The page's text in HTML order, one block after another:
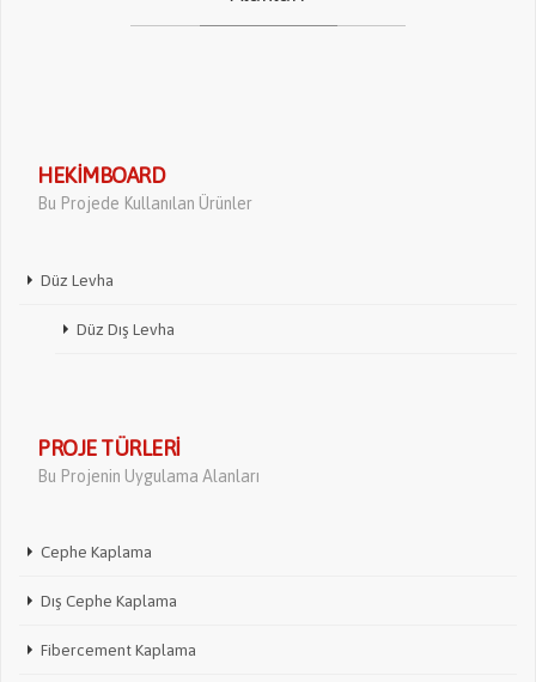
HEKIMBOARD
Bu Projede Kullanılan Ürünler
Düz Levha
Düz Dış Levha
PROJE TÜRLERI
Bu Projenin Uygulama Alanları
Cephe Kaplama
Dış Cephe Kaplama
Fibercement Kaplama